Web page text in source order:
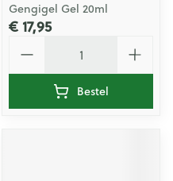
Gengigel Gel 20ml
€ 17,95
Bestel